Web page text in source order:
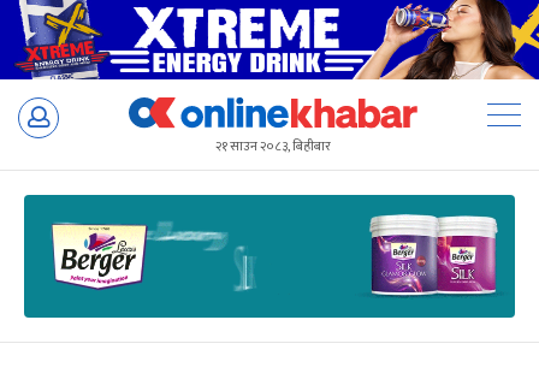
Skip
२१ साउन २०८३, बिहीबार